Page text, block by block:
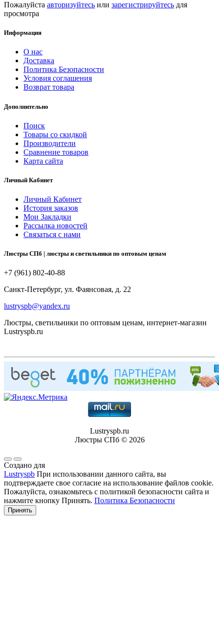
Пожалуйста авторизуйтесь или зарегистрируйтесь для
просмотра
Информация
О нас
Доставка
Политика Безопасности
Условия соглашения
Возврат товара
Дополнительно
Поиск
Товары со скидкой
Производители
Сравнение товаров
Карта сайта
Личный Кабинет
Личный Кабинет
История заказов
Мои Закладки
Рассылка новостей
Связаться с нами
Люстры СПб | люстры и светильники по оптовым ценам
+7 (961) 802-40-88
Санкт-Петербург, ул. Фаянсовая, д. 22
lustryspb@yandex.ru
Люстры, светильники по оптовым ценам, интернет-магазин
Lustryspb.ru
Lustryspb.ru
Люстры СПб © 2026
Создано для
Lustryspb При использовании данного сайта, вы
подтверждаете свое согласие на использование файлов cookie.
Пожалуйста, ознакомьтесь с политикой безопасности сайта и
нажмите кнопку Принять. Политика Безопасности
Принять